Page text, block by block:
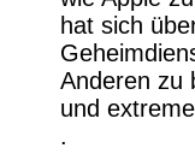
hat sich
Anderen zu
und
.